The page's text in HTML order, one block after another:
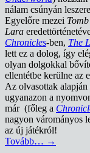
nálam csúnyán
Egyelőre mezei
Lara
Chronicles-ben, The
lett ez a dolog, így
olyan dolgokkal
ellentétbe kerülne az
Az olvasottak
ugyanazon a
már (főleg a
nagyon várományos
az új játékról!
Tovább… →